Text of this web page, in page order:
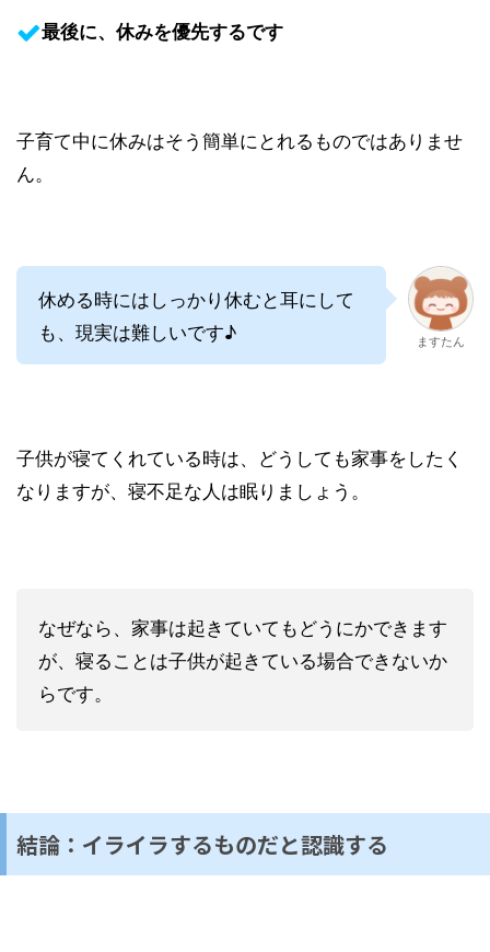
最後に、休みを優先するです
子育て中に休みはそう簡単にとれるものではありませ
ん。
休める時にはしっかり休むと耳にして
も、現実は難しいです♪
ますたん
子供が寝てくれている時は、どうしても家事をしたく
なりますが、寝不足な人は眠りましょう。
なぜなら、家事は起きていてもどうにかできます
が、寝ることは子供が起きている場合できないか
らです。
結論：イライラするものだと認識する